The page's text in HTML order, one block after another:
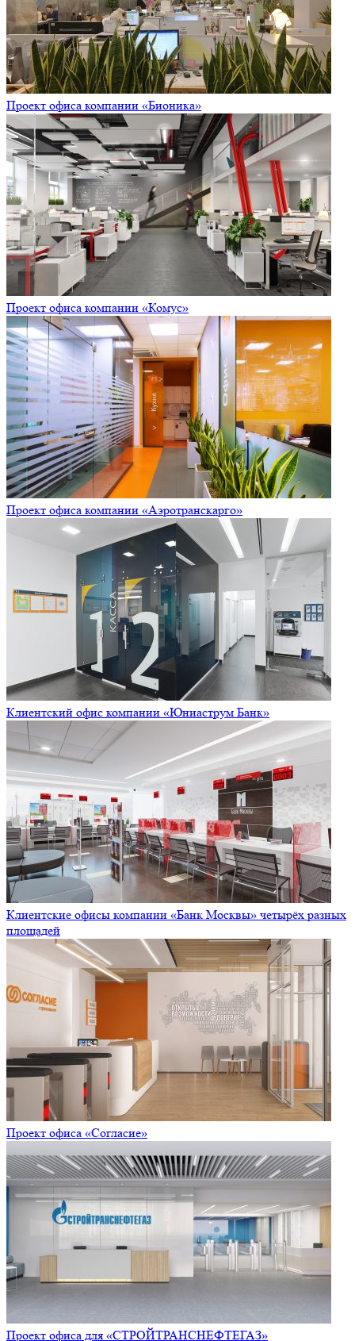
Проект офиса компании «Бионика»
Проект офиса компании «Комус»
Проект офиса компании «Аэротранскарго»
Клиентский офис компании «Юниаструм Банк»
Клиентские офисы компании «Банк Москвы» четырёх разных
площадей
Проект офиса «Согласие»
Проект офиса для «СТРОЙТРАНСНЕФТЕГАЗ»